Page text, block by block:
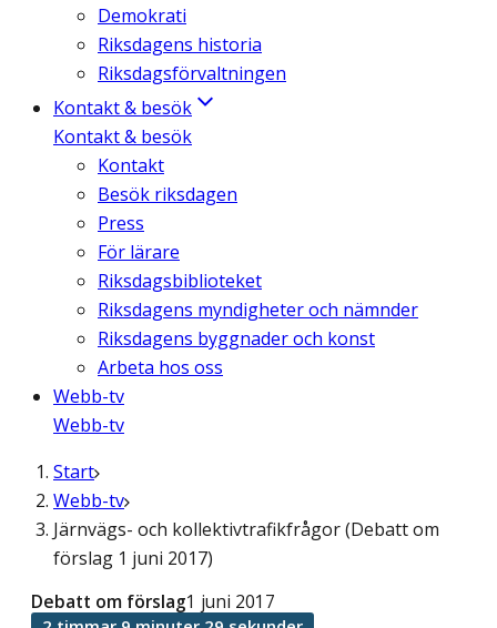
Demokrati
Riksdagens historia
Riksdagsförvaltningen
Kontakt & besök
Kontakt & besök
Kontakt
Besök riksdagen
Press
För lärare
Riksdagsbiblioteket
Riksdagens myndigheter och nämnder
Riksdagens byggnader och konst
Arbeta hos oss
Webb-tv
Webb-tv
Start
Webb-tv
Järnvägs- och kollektivtrafikfrågor (Debatt om
förslag 1 juni 2017)
Debatt om förslag1 juni 2017